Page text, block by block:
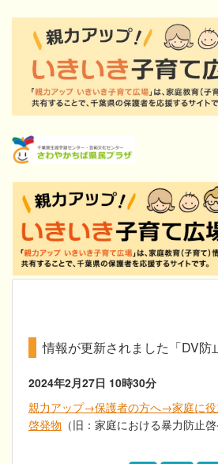
情報が更新されました「DV防
2024年2月27日 10時30分
親力アップ→保護者の方へ→家庭に
啓発物 （旧：家庭における暴力防止